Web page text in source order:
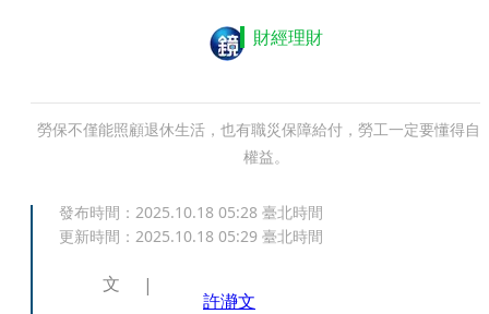
財經理財
勞保不僅能照顧退休生活，也有職災保障給付，勞工一定要懂得自
權益。
發布時間： 2025.10.18 05:28 臺北時間
更新時間： 2025.10.18 05:29 臺北時間
文
許瀞文